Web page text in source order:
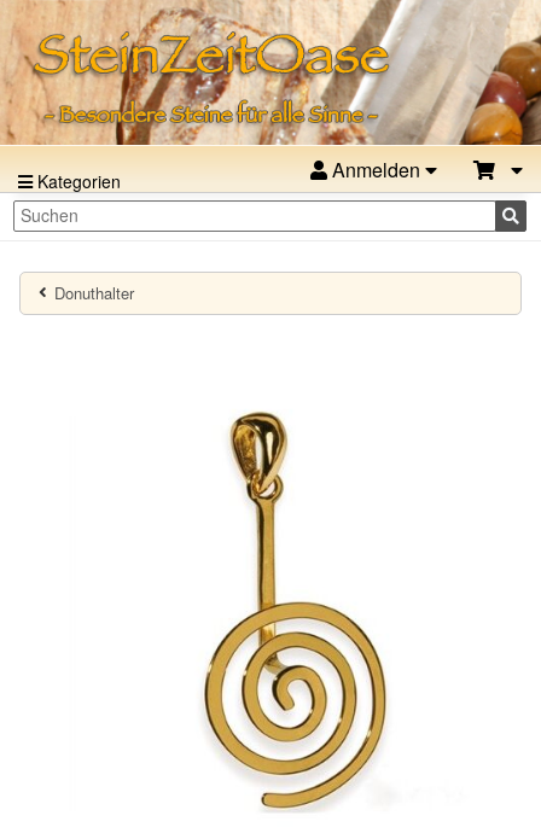
Kategorien Anmelden
Donuthalter